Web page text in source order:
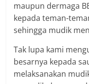
maupun dermaga
kepada teman-
sehingga mudik
Tak lupa kami
besarnya kepada
melaksanakan